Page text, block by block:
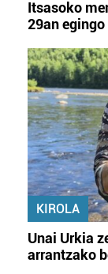
Itsasoko
29an egingo
KIROLA
Unai Urkia
arrantzako